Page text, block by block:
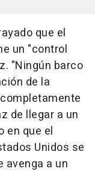
que el
un "control
"Ningún barco
de la
de llegar a un
en que el
Unidos se
avenga a un